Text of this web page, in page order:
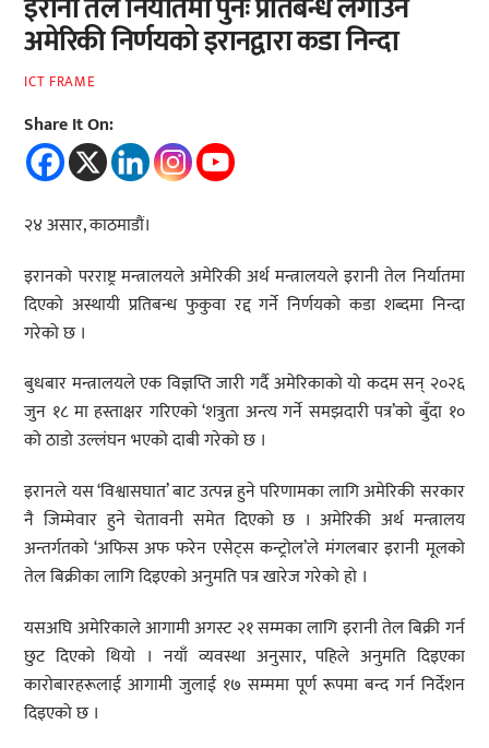
इरानी तेल निर्यातमा पुनः प्रतिबन्ध लगाउने
अमेरिकी निर्णयको इरानद्वारा कडा निन्दा
ICT FRAME
Share It On:
२४ असार, काठमाडौं।
इरानको परराष्ट्र मन्त्रालयले अमेरिकी अर्थ मन्त्रालयले इरानी तेल निर्यातमा
दिएको अस्थायी प्रतिबन्ध फुकुवा रद्द गर्ने निर्णयको कडा शब्दमा निन्दा
गरेको छ ।
बुधबार मन्त्रालयले एक विज्ञप्ति जारी गर्दै अमेरिकाको यो कदम सन् २०२६
जुन १८ मा हस्ताक्षर गरिएको ‘शत्रुता अन्त्य गर्ने समझदारी पत्र’को बुँदा १०
को ठाडो उल्लंघन भएको दाबी गरेको छ ।
इरानले यस ‘विश्वासघात’ बाट उत्पन्न हुने परिणामका लागि अमेरिकी सरकार
नै जिम्मेवार हुने चेतावनी समेत दिएको छ । अमेरिकी अर्थ मन्त्रालय
अन्तर्गतको ‘अफिस अफ फरेन एसेट्स कन्ट्रोल’ले मंगलबार इरानी मूलको
तेल बिक्रीका लागि दिइएको अनुमति पत्र खारेज गरेको हो ।
यसअघि अमेरिकाले आगामी अगस्ट २१ सम्मका लागि इरानी तेल बिक्री गर्न
छुट दिएको थियो । नयाँ व्यवस्था अनुसार, पहिले अनुमति दिइएका
कारोबारहरूलाई आगामी जुलाई १७ सम्ममा पूर्ण रूपमा बन्द गर्न निर्देशन
दिइएको छ ।